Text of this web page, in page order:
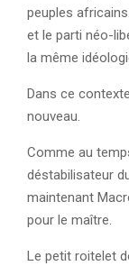
peuples
et le parti néo-
la même
Dans ce
nouveau.
Comme au
déstabilisateur
maintenant
pour le maître.
Le petit roitelet